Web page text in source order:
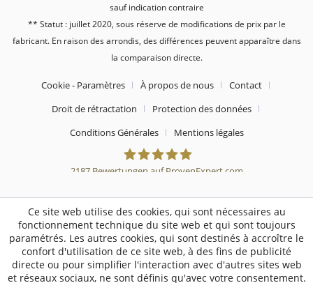
sauf indication contraire
** Statut : juillet 2020, sous réserve de modifications de prix par le
fabricant. En raison des arrondis, des différences peuvent apparaître dans
la comparaison directe.
Cookie - Paramètres À propos de nous
Contact
Droit de rétractation
Protection des données
Conditions Générales
Mentions légales
Sebworld
2187Bewertungen auf ProvenExpert.com
Ce site web utilise des cookies, qui sont nécessaires au
fonctionnement technique du site web et qui sont toujours
paramétrés. Les autres cookies, qui sont destinés à accroître le
confort d'utilisation de ce site web, à des fins de publicité
directe ou pour simplifier l'interaction avec d'autres sites web
et réseaux sociaux, ne sont définis qu'avec votre consentement.